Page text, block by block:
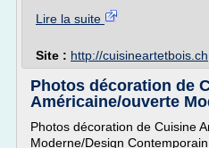
Lire la suite
Site : http://cuisineartetbois.ch
Photos décoration de
Américaine/ouverte
Photos décoration de Cuisine
Moderne/Design